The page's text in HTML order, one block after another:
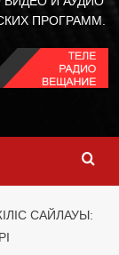
ПРОГРАММ.
САЙЛАУЫ: